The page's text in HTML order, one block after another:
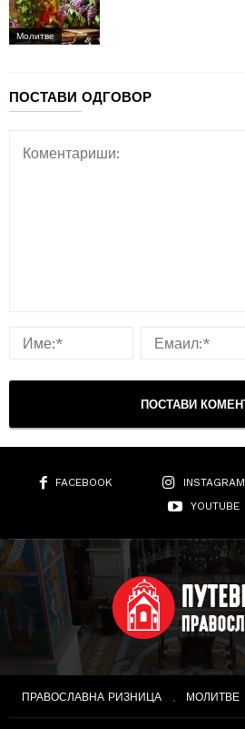
Молитве
ПОСТАВИ ОДГОВОР
FACEBOOK INSTAGRAM
YOUTUBE
ПРАВОСЛАВНА РИЗНИЦА МОЛИТВЕ